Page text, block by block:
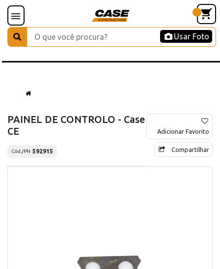
Usar Foto
PAINEL DE CONTROLO - Case
CE
Cód./PN 592915
Adicionar Favorito
Compartilhar